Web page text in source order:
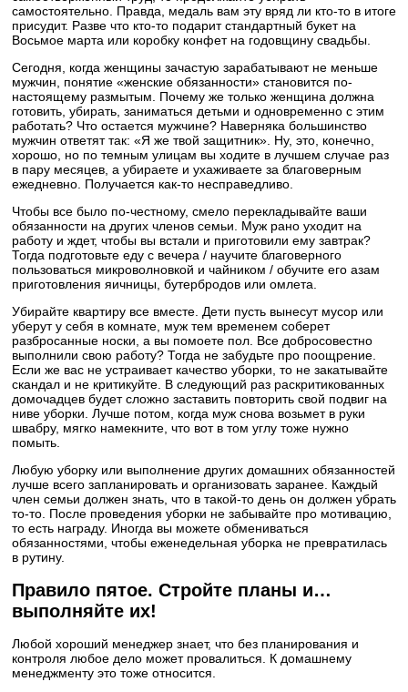
самостоятельно. Правда, медаль вам эту вряд ли кто-то в итоге
присудит. Разве что кто-то подарит стандартный букет на
Восьмое марта или коробку конфет на годовщину свадьбы.
Сегодня, когда женщины зачастую зарабатывают не меньше
мужчин, понятие «женские обязанности» становится по-
настоящему размытым. Почему же только женщина должна
готовить, убирать, заниматься детьми и одновременно с этим
работать? Что остается мужчине? Наверняка большинство
мужчин ответят так: «Я же твой защитник». Ну, это, конечно,
хорошо, но по темным улицам вы ходите в лучшем случае раз
в пару месяцев, а убираете и ухаживаете за благоверным
ежедневно. Получается как-то несправедливо.
Чтобы все было по-честному, смело перекладывайте ваши
обязанности на других членов семьи. Муж рано уходит на
работу и ждет, чтобы вы встали и приготовили ему завтрак?
Тогда подготовьте еду с вечера / научите благоверного
пользоваться микроволновкой и чайником / обучите его азам
приготовления яичницы, бутербродов или омлета.
Убирайте квартиру все вместе. Дети пусть вынесут мусор или
уберут у себя в комнате, муж тем временем соберет
разбросанные носки, а вы помоете пол. Все добросовестно
выполнили свою работу? Тогда не забудьте про поощрение.
Если же вас не устраивает качество уборки, то не закатывайте
скандал и не критикуйте. В следующий раз раскритикованных
домочадцев будет сложно заставить повторить свой подвиг на
ниве уборки. Лучше потом, когда муж снова возьмет в руки
швабру, мягко намекните, что вот в том углу тоже нужно
помыть.
Любую уборку или выполнение других домашних обязанностей
лучше всего запланировать и организовать заранее. Каждый
член семьи должен знать, что в такой-то день он должен убрать
то-то. После проведения уборки не забывайте про мотивацию,
то есть награду. Иногда вы можете обмениваться
обязанностями, чтобы еженедельная уборка не превратилась
в рутину.
Правило пятое. Стройте планы и…
выполняйте их!
Любой хороший менеджер знает, что без планирования и
контроля любое дело может провалиться. К домашнему
менеджменту это тоже относится.